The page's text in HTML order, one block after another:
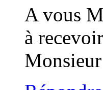
A vous
à